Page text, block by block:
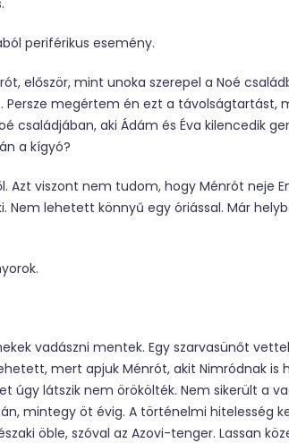
periférikus esemény.
először, mint unoka szerepel a Noé
megértem én ezt a távolságtartást,
családjában, aki Ádám és Éva kilencedik
a kígyó?
Azt viszont nem tudom, hogy Ménrót neje
Nem lehetett könnyű egy óriással. Már
vadászni mentek. Egy szarvasünőt
mert apjuk Ménrót, akit Nimródnak is
úgy látszik nem örökölték. Nem sikerült a
mintegy öt évig. A történelmi hitelesség
öble, szóval az Azovi-tenger. Lassan